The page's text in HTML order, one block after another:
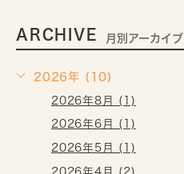
ARCHIVE 月別アーカイブ
2026年 (10)
2026年8月 (1)
2026年6月 (1)
2026年5月 (1)
2026年4月 (2)